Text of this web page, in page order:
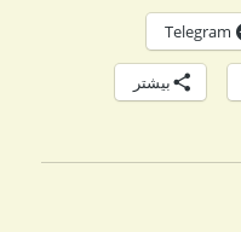
Telegram
بیشتر